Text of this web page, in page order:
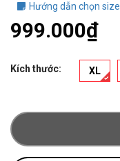
Hướng dẫn chọn size
999.000₫
Kích thước: XL